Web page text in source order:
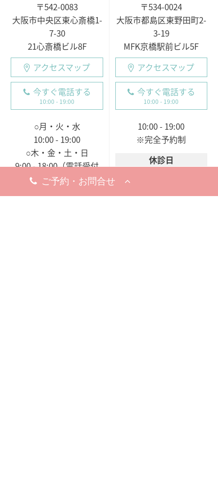
〒542-0083
大阪市中央区東心斎橋1-
7-30
21心斎橋ビル8F
アクセスマップ
今すぐ電話する
10:00 - 19:00
○月・火・水
10:00 - 19:00
○木・金・土・日
9:00 - 18:00（電話受付
9:00 - 19:00）
〒534-0024
大阪市都島区東野田町2-
3-19
MFK京橋駅前ビル5F
アクセスマップ
今すぐ電話する
10:00 - 19:00
10:00 - 19:00
※完全予約制
休診日
※お問い合わせ・ご予約のお電
話は承っております。